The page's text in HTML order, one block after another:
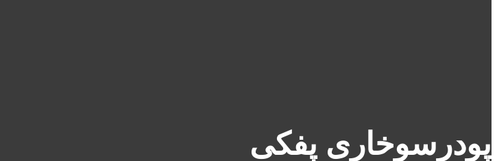
پودرسوخاری پفکی